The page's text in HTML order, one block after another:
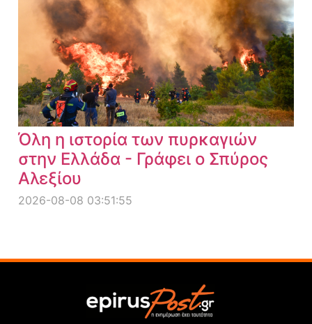
Όλη η ιστορία των πυρκαγιών
στην Ελλάδα - Γράφει ο Σπύρος
Αλεξίου
2026-08-08 03:51:55